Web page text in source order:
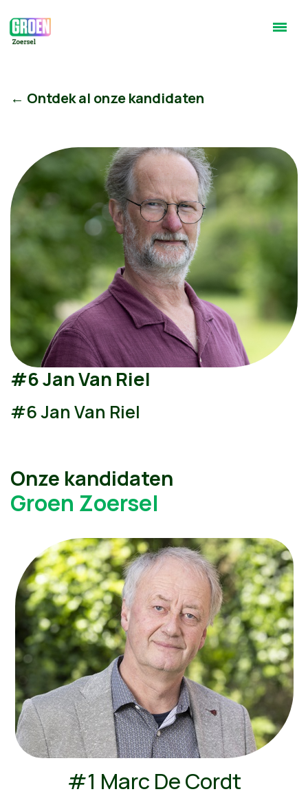
← Ontdek al onze kandidaten
#6 Jan Van Riel
#6 Jan Van Riel
Onze kandidaten
Groen Zoersel
#1 Marc De Cordt